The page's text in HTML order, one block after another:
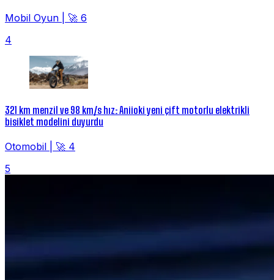
Mobil Oyun
🚀 6
4
321 km menzil ve 98 km/s hız: Aniioki yeni çift motorlu elektrikli
bisiklet modelini duyurdu
Otomobil
🚀 4
5